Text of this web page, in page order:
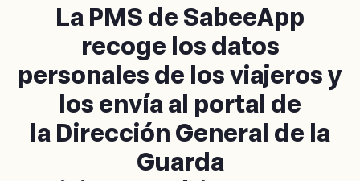
La PMS de SabeeApp
recoge los datos
personales de los viajeros y
los envía al portal de
la Dirección General de la
Guarda